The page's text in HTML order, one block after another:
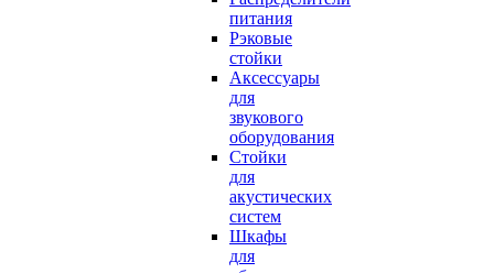
питания
Рэковые
стойки
Аксессуары
для
звукового
оборудования
Стойки
для
акустических
систем
Шкафы
для